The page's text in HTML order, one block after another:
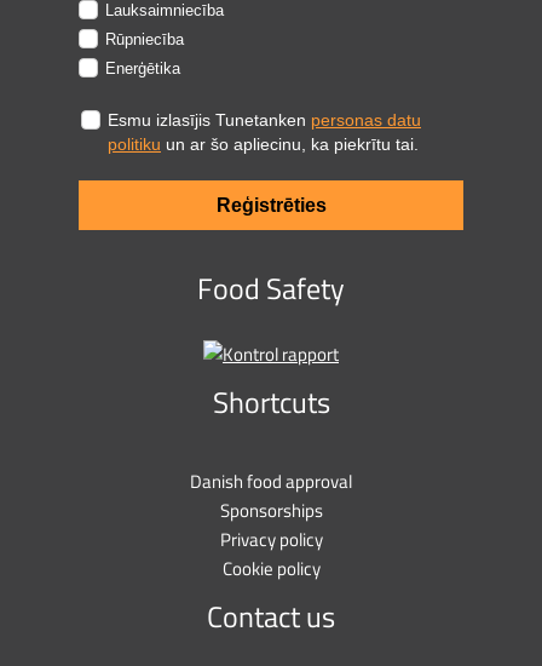
Lauksaimniecība
Rūpniecība
Enerģētika
Esmu izlasījis Tunetanken personas datu
politiku un ar šo apliecinu, ka piekrītu tai.
Reģistrēties
Food Safety
Shortcuts
Danish food approval
Sponsorships
Privacy policy
Cookie policy
Contact us